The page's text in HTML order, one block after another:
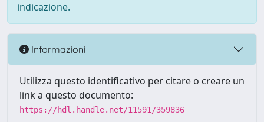
indicazione.
Informazioni
Utilizza questo identificativo per citare o creare un
link a questo documento:
https://hdl.handle.net/11591/359836